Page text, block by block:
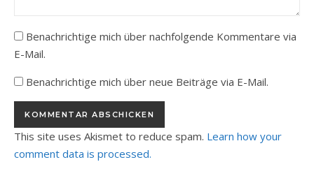
Benachrichtige mich über nachfolgende Kommentare via
E-Mail.
Benachrichtige mich über neue Beiträge via E-Mail.
This site uses Akismet to reduce spam. Learn how your
comment data is processed.